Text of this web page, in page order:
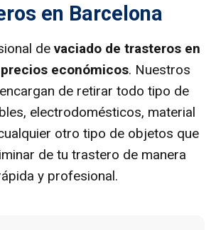
en Barcelona
de vaciado de trasteros en
económicos. Nuestros
de retirar todo tipo de
electrodomésticos, material
otro tipo de objetos que
de tu trastero de manera
y profesional.